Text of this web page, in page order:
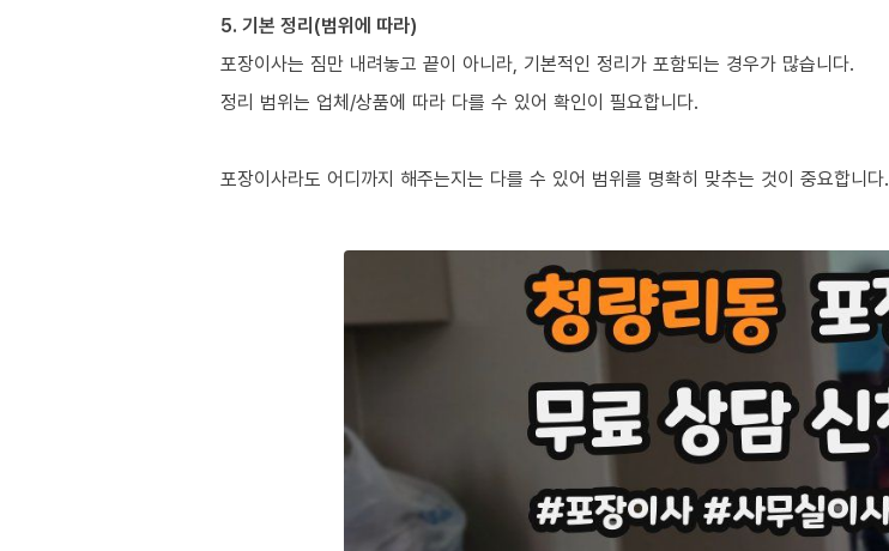
5. 기본 정리(범위에 따라)
포장이사는 짐만 내려놓고 끝이 아니라, 기본적인 정리가 포함되는 경우가 많습니다.
정리 범위는 업체/상품에 따라 다를 수 있어 확인이 필요합니다.
포장이사라도 어디까지 해주는지는 다를 수 있어 범위를 명확히 맞추는 것이 중요합니다.